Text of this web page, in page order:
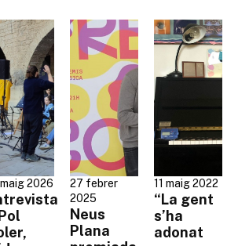
2026
27 febrer
2025
Neus
Plana
11 maig 2022
“La gent
s’ha
adonat